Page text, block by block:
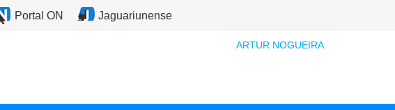
Portal ON Jaguariunense
ARTUR NOGUEIRA